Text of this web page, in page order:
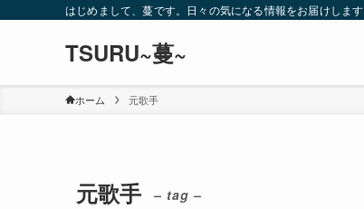
はじめまして、蔓です。日々の気になる情報をお届けします
TSURU~蔓~
ホーム 元歌手
元歌手 – tag –